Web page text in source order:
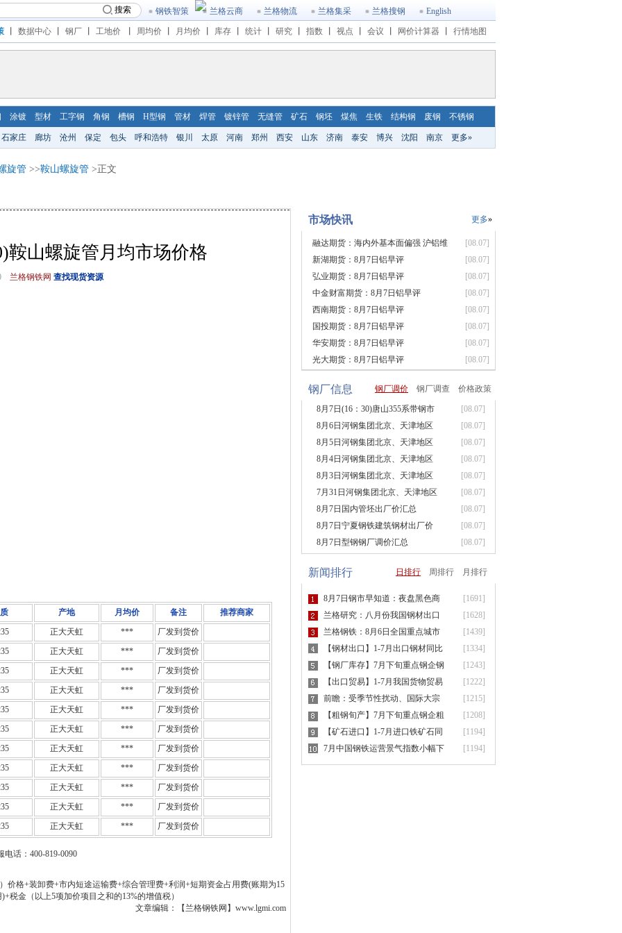
搜索 钢铁智策 兰格云商 兰格物流 兰格集采 兰格搜钢 English
数据中心 钢厂 工地价 周均价 月均价 库存 统计 研究 指数 视点 会议 网价计算器 行情地图
涂镀 型材 工字钢 角钢 槽钢 H型钢 管材 焊管 镀锌管 无缝管 矿石 钢坯 煤焦 生铁 结构钢 废钢 不锈钢
石家庄 廊坊 沧州 保定 包头 呼和浩特 银川 太原 河南 郑州 西安 山东 济南 泰安 博兴 沈阳 南京 更多»
旋管 >>鞍山螺旋管 >正文
鞍山螺旋管月均市场价格
兰格钢铁网 查找现货资源
产地 月均价 备注
推荐商家
正大天虹 ***
厂发到货价
正大天虹 ***
厂发到货价
正大天虹 ***
厂发到货价
正大天虹 ***
厂发到货价
正大天虹 ***
厂发到货价
正大天虹 ***
厂发到货价
正大天虹 ***
厂发到货价
正大天虹 ***
厂发到货价
正大天虹 ***
厂发到货价
正大天虹 ***
厂发到货价
正大天虹 *** 厂发到货价
电话：400-819-0090
价格+装卸费+市内短途运输费+综合管理费+利润+短期资金占用费(账期为15
税金（以上5项加价项目之和的13%的增值税）
文章编辑：【兰格钢铁网】www.lgmi.com